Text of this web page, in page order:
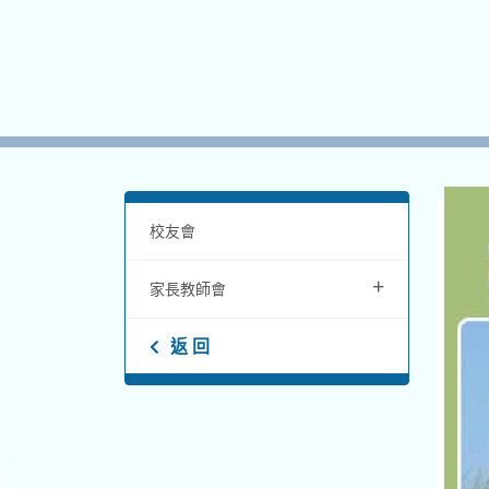
校友會
家長教師會 +
返 回